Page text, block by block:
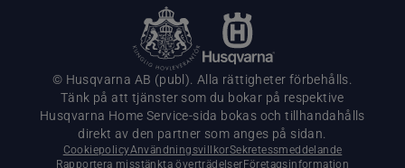
© Husqvarna AB (publ). Alla rättigheter förbehålls.
Tänk på att tjänster som du bokar på respektive
Husqvarna Home Service-sida bokas och tillhandahålls
direkt av den partner som anges på sidan.
CookiepolicyAnvändningsvillkorSekretessmeddelande
Rapportera misstänkta överträdelserFöretagsinformation